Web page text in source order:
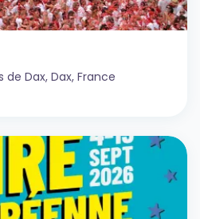
Dax, Dax, France